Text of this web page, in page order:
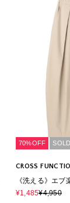
70%OFF
CROSS
《洗える》エ
ーンパンツ
¥1,485¥4,950